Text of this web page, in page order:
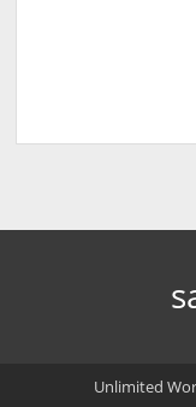
Unlimited